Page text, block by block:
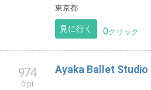
フレキシブルでニュート